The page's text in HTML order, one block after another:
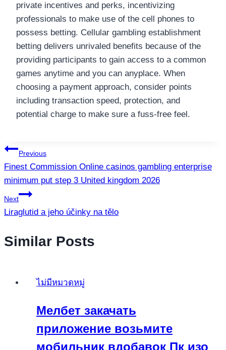
private incentives and perks, incentivizing
professionals to make use of the cell phones to
possess betting. Cellular gambling establishment
betting delivers unrivaled benefits because of the
providing participants to gain access to a common
games anytime and you can anyplace. When
choosing a payment approach, consider points
including transaction speed, protection, and
potential charge to make sure a fuss-free feel.
แนะแนว
เรื่อง
Previous
Finest Commission Online casinos gambling enterprise
minimum put step 3 United kingdom 2026
Next
Liraglutid a jeho účinky na tělo
Similar Posts
ไม่มีหมวดหมู่
Мелбет закачать
приложение возьмите
мобильник вдобавок Пк изо